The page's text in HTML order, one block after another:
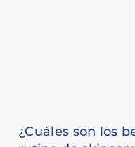
¿Cuáles son los